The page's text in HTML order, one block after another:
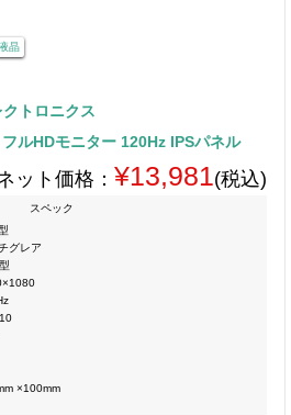
晶
トロニクス
ルHDモニター 120Hz IPSパネル
ット価格： ¥13,981(税込)
スペック
グレア
×100mm